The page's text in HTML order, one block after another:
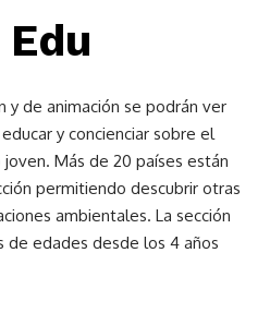
Edu
y de animación se podrán ver
y concienciar sobre el
Más de 20 países están
permitiendo descubrir otras
ambientales. La sección
edades desde los 4 años